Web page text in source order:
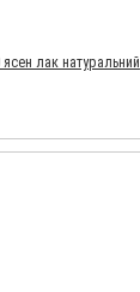
лак натуральний